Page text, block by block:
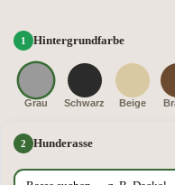
Hintergrundfarbe
Grau Schwarz Beige
Hunderasse